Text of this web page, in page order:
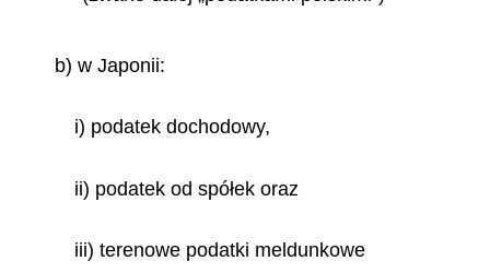
b) w Japonii:
i) podatek dochodowy,
ii) podatek od spółek oraz
iii) terenowe podatki meldunkowe